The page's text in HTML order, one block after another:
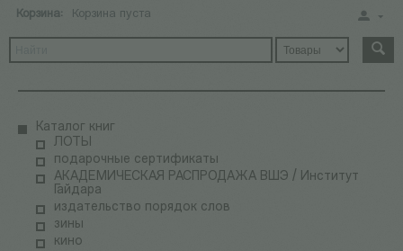
Корзина: Корзина пуста
Каталог книг
ЛОТЫ
подарочные сертификаты
АКАДЕМИЧЕСКАЯ РАСПРОДАЖА ВШЭ / Институт
Гайдара
издательство порядок слов
зины
кино